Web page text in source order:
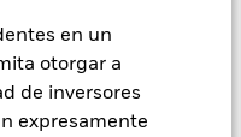
en un
otorgar a
de inversores
expresamente
a la sociedad